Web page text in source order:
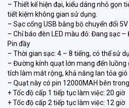
– Thiết kế hiện đại, kiểu dáng nhỏ gọn
tiết kiệm không gian sử dụng.
– Sạc cổng USB bằng bộ chuyển đổi
– Chỉ báo đèn LED màu đỏ: Đang sạc –
Pin đầy
– Thời gian sạc: 4 – 8 tiếng, có thể sử
– Đường kính quạt lớn mang đến luồng
tích làm mát rộng, khả năng lan tỏa gió
– Quạt này có pin 12000MAH bên
+ Tốc độ cấp 1 tiếp tục làm việc: 20 giờ
+ Tốc độ cấp 2 tiếp tục làm việc: 12 giờ